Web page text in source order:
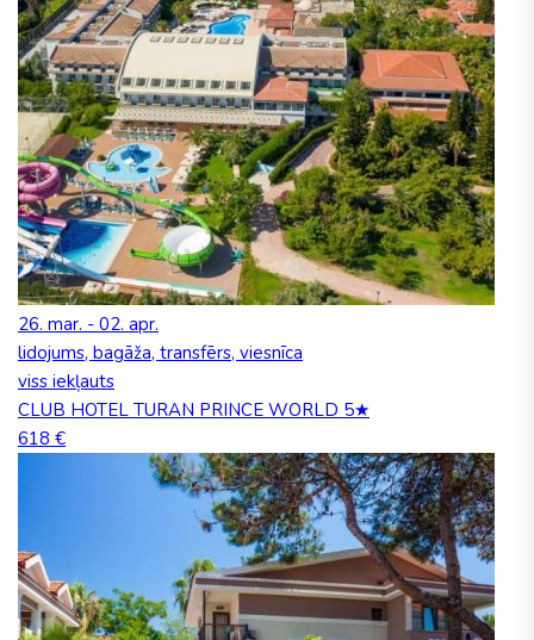
26. mar. - 02. apr.
lidojums, bagāža, transfērs, viesnīca
viss iekļauts
CLUB HOTEL TURAN PRINCE WORLD 5★
618 €